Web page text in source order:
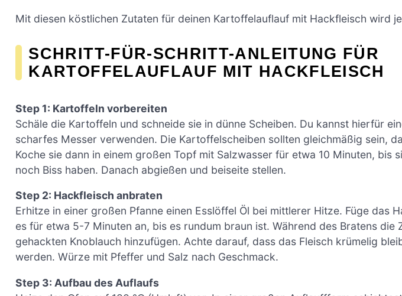
Mit diesen köstlichen Zutaten für deinen Kartoffelauflauf mit Hackfleisch wird
SCHRITT-FÜR-SCHRITT-ANLEITUNG FÜR
KARTOFFELAUFLAUF MIT HACKFLEISCH
Step 1: Kartoffeln vorbereiten
Schäle die Kartoffeln und schneide sie in dünne Scheiben. Du kannst hierfür
scharfes Messer verwenden. Die Kartoffelscheiben sollten gleichmäßig sein,
Koche sie dann in einem großen Topf mit Salzwasser für etwa 10 Minuten, bis
noch Biss haben. Danach abgießen und beiseite stellen.
Step 2: Hackfleisch anbraten
Erhitze in einer großen Pfanne einen Esslöffel Öl bei mittlerer Hitze. Füge das
es für etwa 5-7 Minuten an, bis es rundum braun ist. Während des Bratens die
gehackten Knoblauch hinzufügen. Achte darauf, dass das Fleisch krümelig
werden. Würze mit Pfeffer und Salz nach Geschmack.
Step 3: Aufbau des Auflaufs